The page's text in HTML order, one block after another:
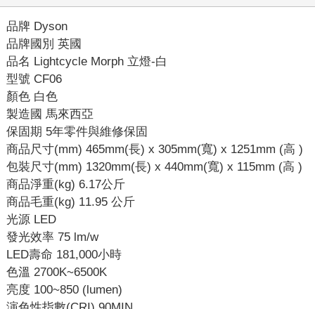
品牌 Dyson
品牌國別 英國
品名 Lightcycle Morph 立燈-白
型號 CF06
顏色 白色
製造國 馬來西亞
保固期 5年零件與維修保固
商品尺寸(mm) 465mm(長) x 305mm(寬) x 1251mm (高 )
包裝尺寸(mm) 1320mm(長) x 440mm(寬) x 115mm (高 )
商品淨重(kg) 6.17公斤
商品毛重(kg) 11.95 公斤
光源 LED
發光效率 75 lm/w
LED壽命 181,000小時
色溫 2700K~6500K
亮度 100~850 (lumen)